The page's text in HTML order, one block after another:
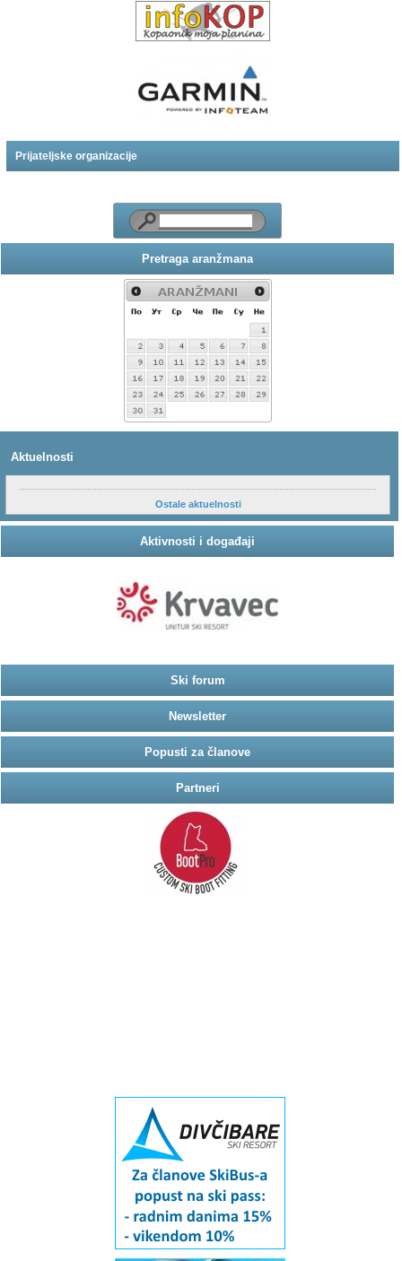
Prijateljske organizacije
Pretraga aranžmana
Aktuelnosti
Ostale aktuelnosti
Aktivnosti i događaji
Ski forum
Newsletter
Popusti za članove
Partneri